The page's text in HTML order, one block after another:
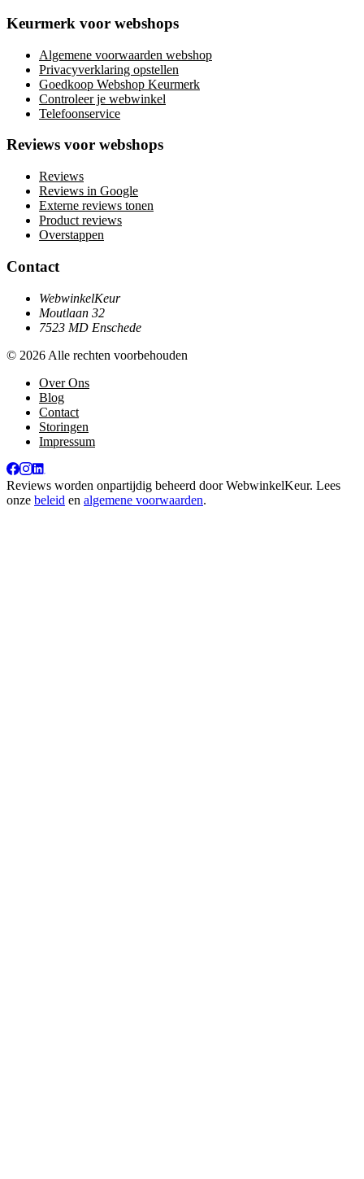
Keurmerk voor webshops
Algemene voorwaarden webshop
Privacyverklaring opstellen
Goedkoop Webshop Keurmerk
Controleer je webwinkel
Telefoonservice
Reviews voor webshops
Reviews
Reviews in Google
Externe reviews tonen
Product reviews
Overstappen
Contact
WebwinkelKeur
Moutlaan 32
7523 MD Enschede
© 2026 Alle rechten voorbehouden
Over Ons
Blog
Contact
Storingen
Impressum
Reviews worden onpartijdig beheerd doorWebwinkelKeur. Lees
onze beleid en algemene voorwaarden.